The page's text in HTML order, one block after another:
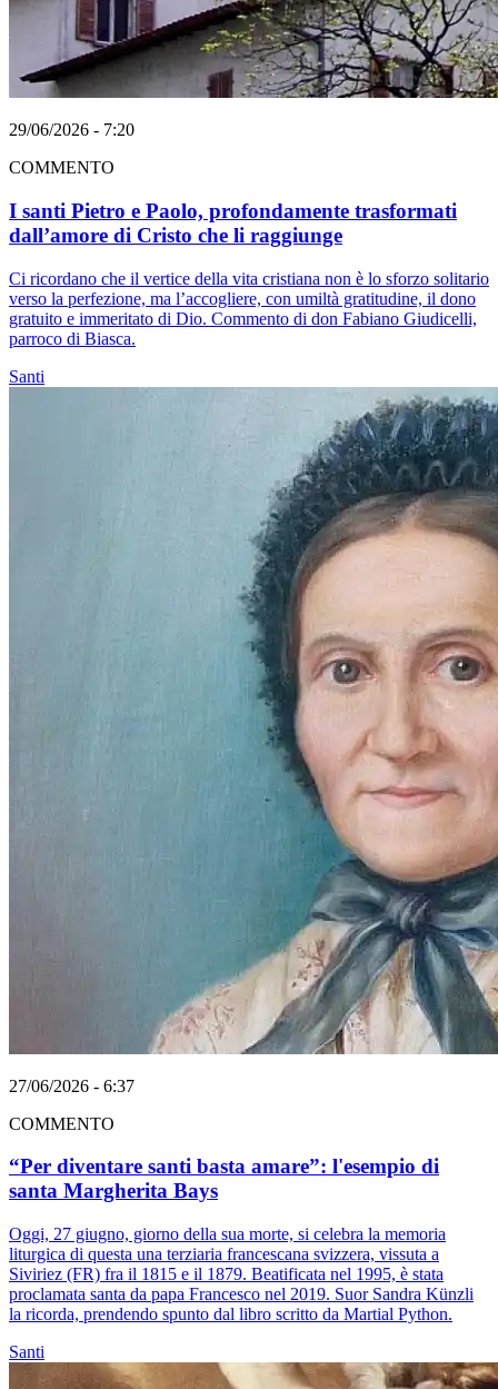
29/06/2026 - 7:20
COMMENTO
I santi Pietro e Paolo, profondamente trasformati
dall’amore di Cristo che li raggiunge
Ci ricordano che il vertice della vita cristiana non è lo sforzo solitario
verso la perfezione, ma l’accogliere, con umiltà gratitudine, il dono
gratuito e immeritato di Dio. Commento di don Fabiano Giudicelli,
parroco di Biasca.
Santi
27/06/2026 - 6:37
COMMENTO
“Per diventare santi basta amare”: l'esempio di
santa Margherita Bays
Oggi, 27 giugno, giorno della sua morte, si celebra la memoria
liturgica di questa una terziaria francescana svizzera, vissuta a
Siviriez (FR) fra il 1815 e il 1879. Beatificata nel 1995, è stata
proclamata santa da papa Francesco nel 2019. Suor Sandra Künzli
la ricorda, prendendo spunto dal libro scritto da Martial Python.
Santi